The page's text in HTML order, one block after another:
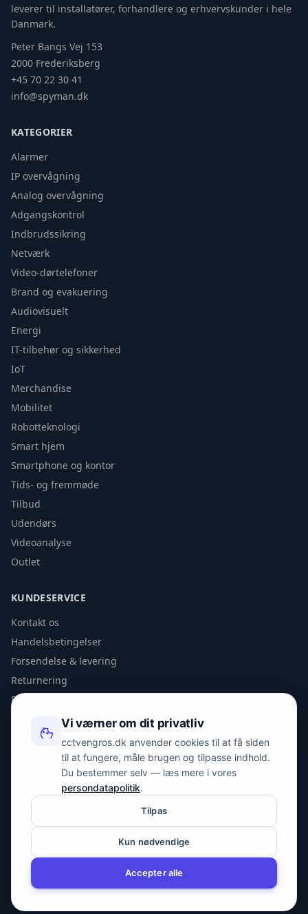
leverer til installatører, forhandlere og erhvervskunder i hele
Danmark.
Peter Bangs Vej 153
2000 Frederiksberg
+45 70 22 30 41
info@spyman.dk
KATEGORIER
Alarmer
IP overvågning
Analog overvågning
Adgangskontrol
Indbrudssikring
Netværk
Video-dørtelefoner
Brand og evakuering
Audiovisuelt
Energi
IT-tilbehør og sikkerhed
IoT
Merchandise
Mobilitet
Robotteknologi
Smart hjem
Smartphone og kontor
Tids- og fremmøde
Tilbud
Udendørs
Videoanalyse
Outlet
KUNDESERVICE
Kontakt os
Handelsbetingelser
Forsendelse & levering
Returnering
Privatlivspolitik
KONTAKT
info@spyman.dk
Peter Bangs Vej 153, 2000 Frederiksberg
© 2026 cctvengros.dk — En del af Spyman.dk. Alle rettigheder
CVR: 30605675
Vi værner om dit privatliv
cctvengros.dk anvender cookies til at få siden
til at fungere, måle brugen og tilpasse indhold.
Du bestemmer selv — læs mere i vores
persondatapolitik.
Tilpas
Kun nødvendige
Accepter alle